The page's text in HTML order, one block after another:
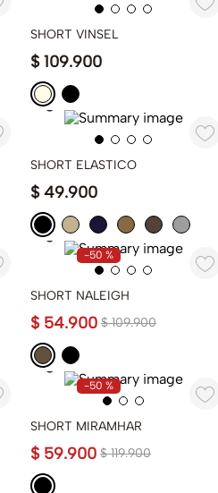
SHORT VINSEL
$ 109.900
SHORT ELASTICO
$ 49.900
-50 %
SHORT NALEIGH
$ 109.900
$ 54.900
-50 %
SHORT MIRAMHAR
$ 119.900
$ 59.900